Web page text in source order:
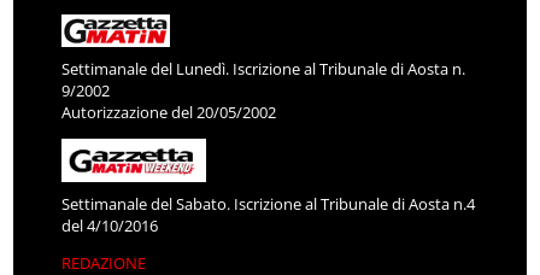
Settimanale del Lunedì. Iscrizione al Tribunale di Aosta n.
9/2002
Autorizzazione del 20/05/2002
Settimanale del Sabato. Iscrizione al Tribunale di Aosta n.4
del 4/10/2016
REDAZIONE